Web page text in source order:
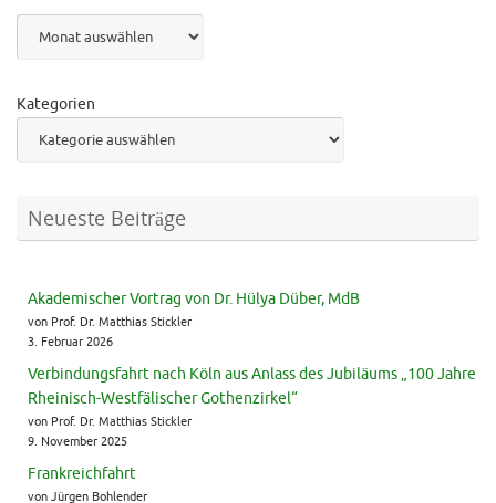
Kategorien
Neueste Beiträge
Akademischer Vortrag von Dr. Hülya Düber, MdB
von Prof. Dr. Matthias Stickler
3. Februar 2026
Verbindungsfahrt nach Köln aus Anlass des Jubiläums „100 Jahre
Rheinisch-Westfälischer Gothenzirkel“
von Prof. Dr. Matthias Stickler
9. November 2025
Frankreichfahrt
von Jürgen Bohlender